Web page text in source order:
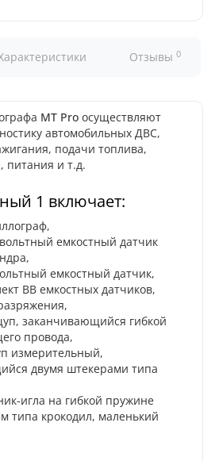
Отзывы 0
MT Pro осуществляют
автомобильных ДВС,
подачи топлива,
питания и т.д.
1 включает:
емкостный датчик
емкостный датчик,
ВВ емкостных датчиков,
заканчивающийся гибкой
провода,
измерительный,
двумя штекерами типа
игла на гибкой пружине
типа крокодил, маленький